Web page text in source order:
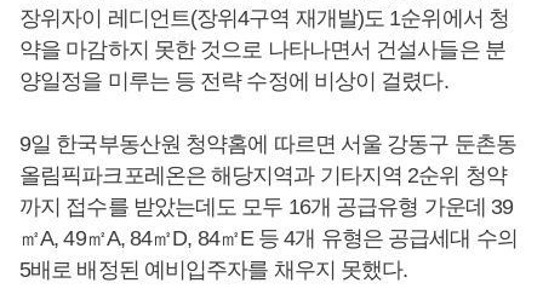
장위자이 레디언트(장위4구역 재개발)도 1순위에서 청
약을 마감하지 못한 것으로 나타나면서 건설사들은 분
양일정을 미루는 등 전략 수정에 비상이 걸렸다.
9일 한국부동산원 청약홈에 따르면 서울 강동구 둔촌동
올림픽파크포레온은 해당지역과 기타지역 2순위 청약
까지 접수를 받았는데도 모두 16개 공급유형 가운데 39
㎡A, 49㎡A, 84㎡D, 84㎡E 등 4개 유형은 공급세대 수의
5배로 배정된 예비입주자를 채우지 못했다.